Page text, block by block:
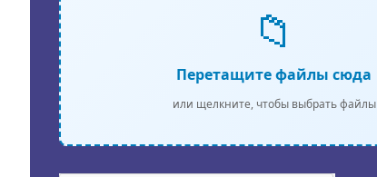
📁
Перетащите файлы сюда
или щелкните, чтобы выбрать файлы